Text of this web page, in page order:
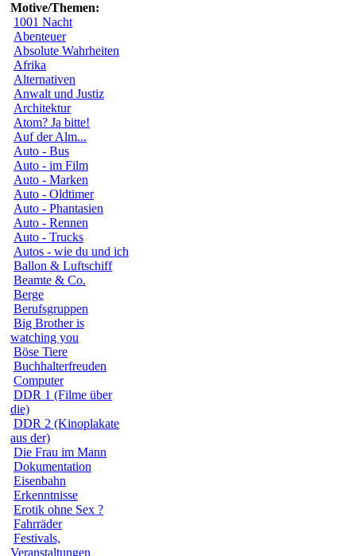
Motive/Themen:
1001 Nacht
Abenteuer
Absolute Wahrheiten
Afrika
Alternativen
Anwalt und Justiz
Architektur
Atom? Ja bitte!
Auf der Alm...
Auto - Bus
Auto - im Film
Auto - Marken
Auto - Oldtimer
Auto - Phantasien
Auto - Rennen
Auto - Trucks
Autos - wie du und ich
Ballon & Luftschiff
Beamte & Co.
Berge
Berufsgruppen
Big Brother is
watching you
Böse Tiere
Buchhalterfreuden
Computer
DDR 1 (Filme über
die)
DDR 2 (Kinoplakate
aus der)
Die Frau im Mann
Dokumentation
Eisenbahn
Erkenntnisse
Erotik ohne Sex ?
Fahrräder
Festivals,
Veranstaltungen